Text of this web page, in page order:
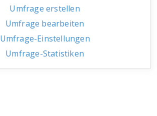
Umfrage erstellen
Umfrage bearbeiten
Umfrage-Einstellungen
Umfrage-Statistiken